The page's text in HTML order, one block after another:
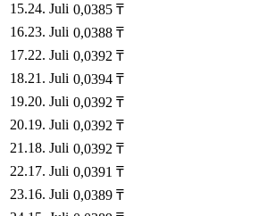
15.24. Juli 0,0385 ₸
16.23. Juli 0,0388 ₸
17.22. Juli 0,0392 ₸
18.21. Juli 0,0394 ₸
19.20. Juli 0,0392 ₸
20.19. Juli 0,0392 ₸
21 .18. Juli 0,0392 ₸
22.17. Juli 0,0391 ₸
23.16. Juli 0,0389 ₸